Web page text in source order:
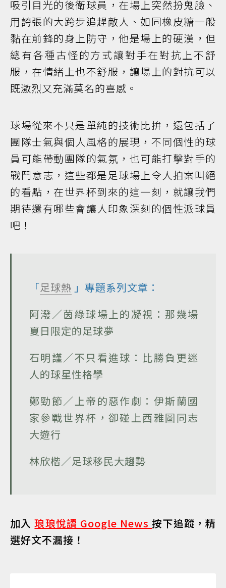
吸引目光的後衛球員，在場上突然扮鬼臉、
用誇張的大跨步追趕敵人、如同橡皮糖一般
黏在前鋒的身上防守，他是場上的硬漢，但
總有各種古怪的方式讓對手在對抗上不舒
服，在情緒上也不舒服，讓場上的對抗可以
既激烈又充滿莫名的喜感。
球場從來不只是單純的技術比拚，還包括了
團隊士氣與個人風格的展現，不同個性的球
員可能帶動團隊的氣氛，也可能打擊對手的
戰鬥意志，這些都是足球場上令人拍案叫絕
的看點，在世界杯到來的這一刻，就讓我們
期待還有哪些會讓人印象深刻的個性派球員
吧！
「足球熱 」專題系列文章：
阿潑／茵綠球場上的凝視：那幾場
夏日限定的足球夢
石明謹／不只看進球：比勝負更迷
人的球星性格學
鄭勁節／上帝的惡作劇：伊斯蘭國
家參戰世界杯，卻碰上西雅圖同志
大遊行
林欣楷／足球移民大趨勢
加入琅琅悅讀 Google News按下追蹤，精
選好文不漏接！